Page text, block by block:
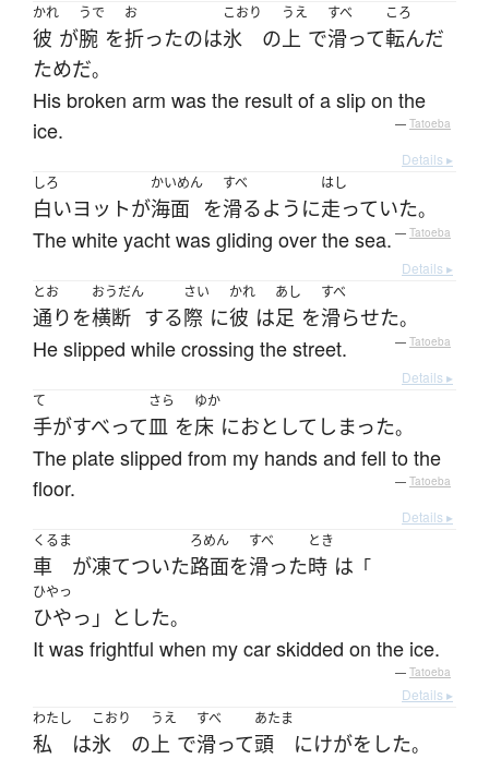
かれ
彼 が
うで
腕 を
お
折ったのは
こおり
氷 の
うえ
上 で
すべ
滑って
ころ
転んだ
ためだ。
His broken arm was the result of a slip on the
ice.
— Tatoeba
Details ▸
しろ
白いヨットが
かいめん
海面 を
すべ
滑るように
はし
走っていた。
The white yacht was gliding over the sea. — Tatoeba
Details ▸
とお
通り を
おうだん
横断 する
さい
際 に
かれ
彼 は
あし
足 を
すべ
滑らせた。
He slipped while crossing the street. — Tatoeba
Details ▸
て
手がすべって
さら
皿 を
ゆか
床 におとして しまった。
The plate slipped from my hands and fell to the
floor.
— Tatoeba
Details ▸
くるま
車 が凍てついた
ろめん
路面を
すべ
滑った
とき
時 は 「
ひやっ
ひやっ」と した。
It was frightful when my car skidded on the ice.
— Tatoeba
Details ▸
わたし
私 は
こおり
氷 の
うえ
上 で
すべ
滑って
あたま
頭 にけがを した。